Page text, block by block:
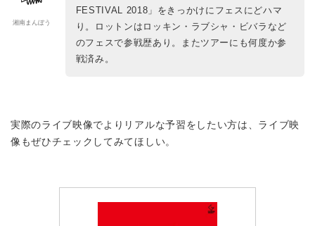
湘南まんぼう
FESTIVAL 2018」をきっかけにフェスにどハマ
り。ロットンはロッキン・ラブシャ・ビバラなど
のフェスで参戦歴あり。またツアーにも何度か参
戦済み。
実際のライブ映像でよりリアルな予習をしたい方は、ライブ映
像もぜひチェックしてみてほしい。